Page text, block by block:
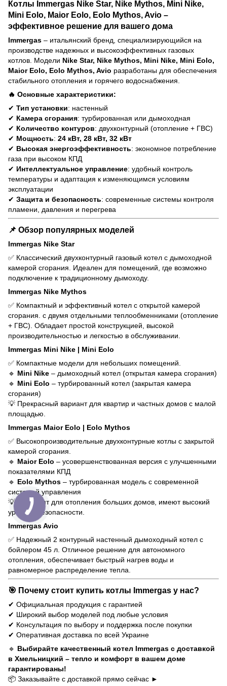
Котлы Immergas Nike Star, Nike Mythos, Mini Nike,
Mini Eolo, Maior Eolo, Eolo Mythos, Avio –
эффективное решение для вашего дома
Immergas – итальянский бренд, специализирующийся на
производстве надежных и высокоэффективных газовых
котлов. Модели Nike Star, Nike Mythos, Mini Nike, Mini Eolo,
Maior Eolo, Eolo Mythos, Avio разработаны для обеспечения
стабильного отопления и горячего водоснабжения.
🔥 Основные характеристики:
✔ Тип установки: настенный
✔ Камера сгорания: турбированная или дымоходная
✔ Количество контуров: двухконтурный (отопление + ГВС)
✔ Мощность: 24 кВт, 28 кВт, 32 кВт
✔ Высокая энергоэффективность: экономное потребление
газа при высоком КПД
✔ Интеллектуальное управление: удобный контроль
температуры и адаптация к изменяющимся условиям
эксплуатации
✔ Защита и безопасность: современные системы контроля
пламени, давления и перегрева
📌 Обзор популярных моделей
Immergas Nike Star
✅ Классический двухконтурный газовый котел с дымоходной
камерой сгорания. Идеален для помещений, где возможно
подключение к традиционному дымоходу.
Immergas Nike Mythos
✅ Компактный и эффективный котел с открытой камерой
сгорания. с двумя отдельными теплообменниками (отопление
+ ГВС). Обладает простой конструкцией, высокой
производительностью и легкостью в обслуживании.
Immergas Mini Nike | Mini Eolo
✅ Компактные модели для небольших помещений.
🔹 Mini Nike – дымоходный котел (открытая камера сгорания)
🔹 Mini Eolo – турбированный котел (закрытая камера
сгорания)
💡 Прекрасный вариант для квартир и частных домов с малой
площадью.
Immergas Maior Eolo | Eolo Mythos
✅ Высокопроизводительные двухконтурные котлы с закрытой
камерой сгорания.
🔹 Maior Eolo – усовершенствованная версия с улучшенными
показателями КПД
🔹 Eolo Mythos – турбированная модель с современной
системой управления
💡 Подходят для отопления больших домов, имеют высокий
уровень безопасности.
Immergas Avio
✅ Надежный 2 контурный настенный дымоходный котел с
бойлером 45 л. Отличное решение для автономного
отопления, обеспечивает быстрый нагрев воды и
равномерное распределение тепла.
🎯 Почему стоит купить котлы Immergas у нас?
✔ Официальная продукция с гарантией
✔ Широкий выбор моделей под любые условия
✔ Консультация по выбору и поддержка после покупки
✔ Оперативная доставка по всей Украине
🔹 Выбирайте качественный котел Immergas с доставкой
в Хмельницкий – тепло и комфорт в вашем доме
гарантированы!
📦 Заказывайте с доставкой прямо сейчас ►